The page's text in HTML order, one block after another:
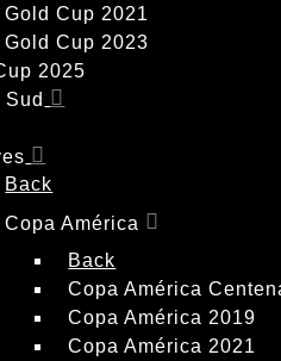
Gold Cup 2021
Gold Cup 2023
2025
Back
Copa América
Back
Copa América
Copa América 2019
Copa América 2021